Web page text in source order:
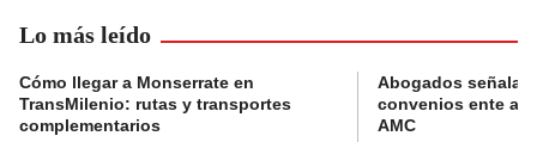
Lo más leído
Cómo llegar a Monserrate en
TransMilenio: rutas y transportes
complementarios
Abogados
convenios ente
AMC